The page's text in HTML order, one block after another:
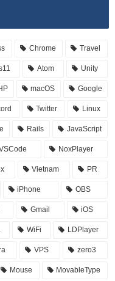
Chrome Travel
Atom Unity
macOS Google
Twitter Linux
Rails JavaScript
NoxPlayer
Vietnam PR
iPhone OBS
Gmail iOS
WiFi LDPlayer
VPS zero3
Mouse MovableType